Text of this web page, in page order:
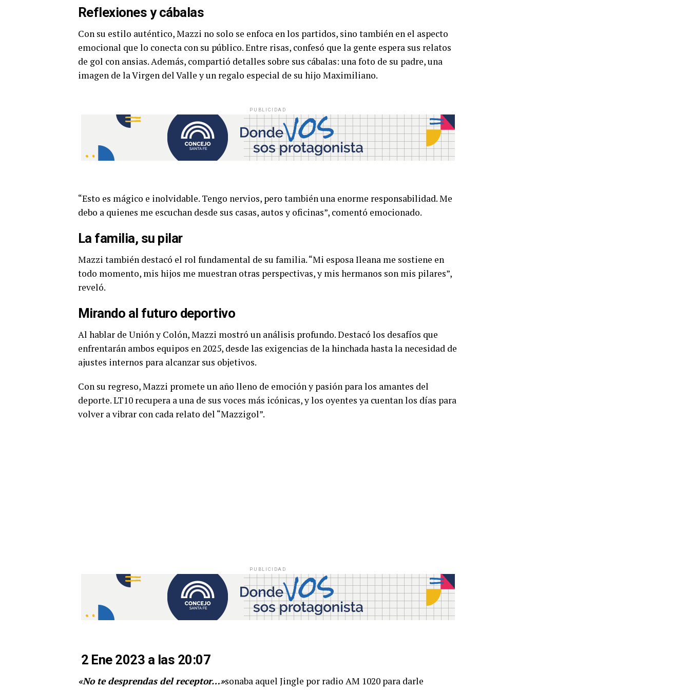
Reflexiones y cábalas
Con su estilo auténtico, Mazzi no solo se enfoca en los partidos, sino también en el aspecto
emocional que lo conecta con su público. Entre risas, confesó que la gente espera sus relatos
de gol con ansias. Además, compartió detalles sobre sus cábalas: una foto de su padre, una
imagen de la Virgen del Valle y un regalo especial de su hijo Maximiliano.
PUBLICIDAD
“Esto es mágico e inolvidable. Tengo nervios, pero también una enorme responsabilidad. Me
debo a quienes me escuchan desde sus casas, autos y oficinas”, comentó emocionado.
La familia, su pilar
Mazzi también destacó el rol fundamental de su familia. “Mi esposa Ileana me sostiene en
todo momento, mis hijos me muestran otras perspectivas, y mis hermanos son mis pilares”,
reveló.
Mirando al futuro deportivo
Al hablar de Unión y Colón, Mazzi mostró un análisis profundo. Destacó los desafíos que
enfrentarán ambos equipos en 2025, desde las exigencias de la hinchada hasta la necesidad de
ajustes internos para alcanzar sus objetivos.
Con su regreso, Mazzi promete un año lleno de emoción y pasión para los amantes del
deporte. LT10 recupera a una de sus voces más icónicas, y los oyentes ya cuentan los días para
volver a vibrar con cada relato del “Mazzigol”.
PUBLICIDAD
2 Ene 2023 a las 20:07
«No te desprendas del receptor…»sonaba aquel Jingle por radio AM 1020 para darle